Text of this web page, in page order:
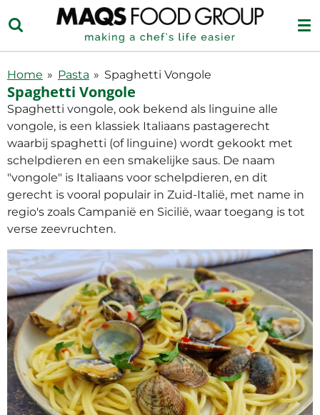
direct
naar
hoofdinhoud
Home » Pasta » Spaghetti Vongole
Spaghetti Vongole
Spaghetti vongole, ook bekend als linguine alle
vongole, is een klassiek Italiaans pastagerecht
waarbij spaghetti (of linguine) wordt gekookt met
schelpdieren en een smakelijke saus. De naam
"vongole" is Italiaans voor schelpdieren, en dit
gerecht is vooral populair in Zuid-Italië, met name in
regio's zoals Campanië en Sicilië, waar toegang is tot
verse zeevruchten.